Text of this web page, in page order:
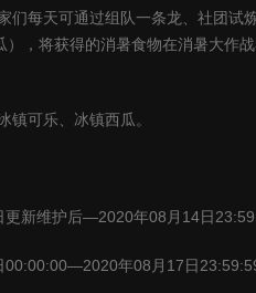
们每天可通过组队一条龙、社团
），将获得的消暑食物在消暑大作
镇可乐、冰镇西瓜。
更新维护后—2020年08 月 14日
00:00:00—2020年08 月 17日